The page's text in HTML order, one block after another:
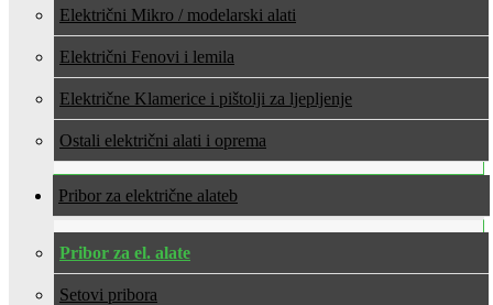
Električni Mikro / modelarski alati
Električni Fenovi i lemila
Električne Klamerice i pištolji za ljepljenje
Ostali električni alati i oprema
Pribor za električne alate
Pribor za el. alate
Setovi pribora